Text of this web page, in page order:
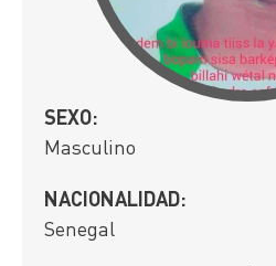
SEXO:
Masculino
NACIONALIDAD:
Senegal